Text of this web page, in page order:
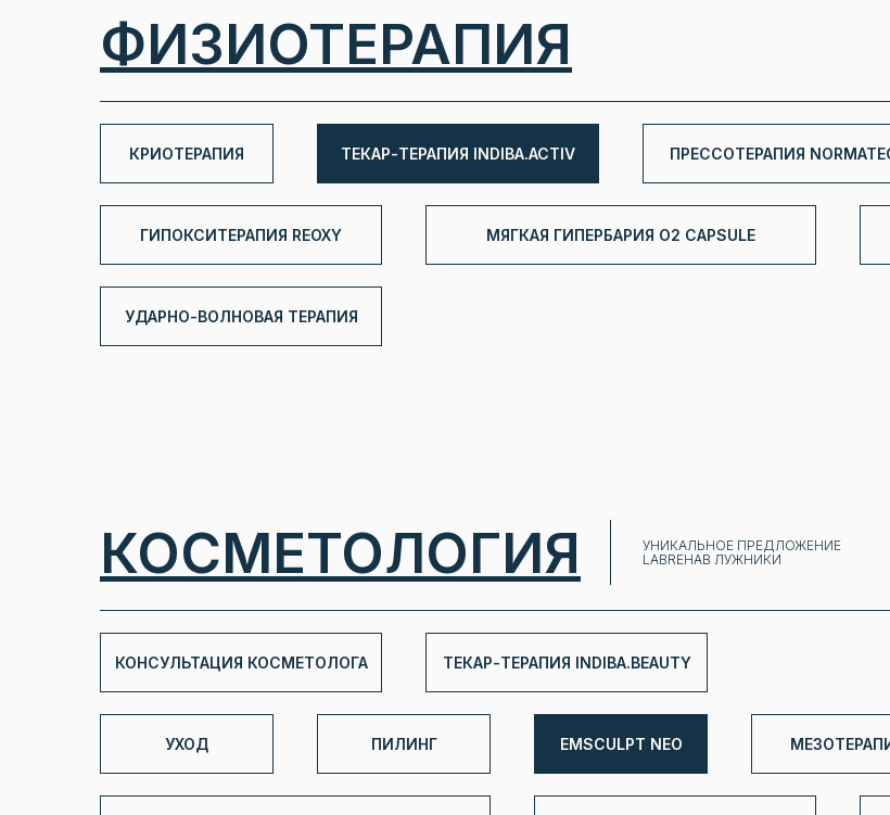
ФИЗИОТЕРАПИЯ
УДАРНО-ВОЛНОВАЯ ТЕРАПИЯ
МЯГКАЯ ГИПЕРБАРИЯ O2 CAPSULE
ГИПОКСИТЕРАПИЯ REOXY
ПРЕССОТЕРАПИЯ
ТЕКАР-ТЕРАПИЯ INDIBA.ACTIV
КРИОТЕРАПИЯ
КОСМЕТОЛОГИЯ
УНИКАЛЬНОЕ ПРЕДЛОЖЕНИЕ
LABREHAB ЛУЖНИКИ
EMSCULPT NEO
ПИЛИНГ
УХОД
ТЕКАР-ТЕРАПИЯ INDIBA.BEAUTY
КОНСУЛЬТАЦИЯ КОСМЕТОЛОГА